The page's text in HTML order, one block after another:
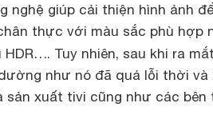
nghệ giúp cải thiện hình ảnh
thực với màu sắc phù hợp
Tuy nhiên, sau khi ra
như nó đã quá lỗi thời
sản xuất tivi cũng như các